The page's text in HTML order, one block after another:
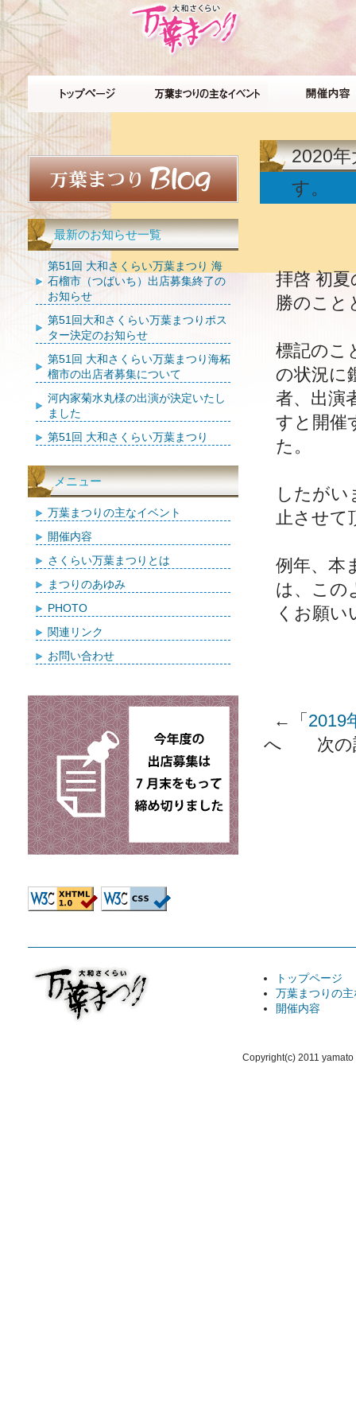
2020
す。
拝啓 初
勝のこと
標記のこ
の状況に
者、出演
すと開催
た。
したがい
止させて
例年、本
は、この
くお願い
←「 2019
へ 次の
最新のお知らせ一覧
第51回 大和さくらい万葉まつり 海
石榴市（つばいち）出店募集終了の
お知らせ
第51回大和さくらい万葉まつりポス
ター決定のお知らせ
第51回 大和さくらい万葉まつり海柘
榴市の出店者募集について
河内家菊水丸様の出演が決定いたし
ました
第51回 大和さくらい万葉まつり
メニュー
万葉まつりの主なイベント
開催内容
さくらい万葉まつりとは
まつりのあゆみ
PHOTO
関連リンク
お問い合わせ
トップページ
万葉まつりの
開催内容
Copyright(c) 2011